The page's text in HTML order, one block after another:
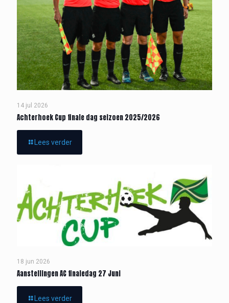
14 jul 2026
Achterhoek Cup finale dag seizoen 2025/2026
Lees verder
18 jun 2026
Aanstellingen AC finaledag 27 Juni
Lees verder